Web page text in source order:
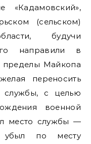
«Кадамовский»,
(сельском)
будучи
направили в
пределы Майкопа
переносить
службы, с целью
военной
место службы —
убыл по месту